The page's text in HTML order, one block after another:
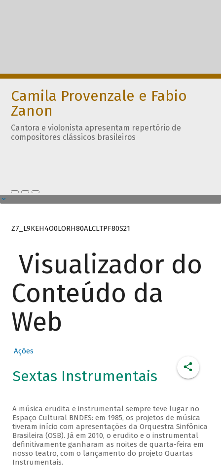
Camila Provenzale e Fabio
Zanon
Cantora e violonista apresentam repertório de
compositores clássicos brasileiros
Z7_L9KEH4O0LORH80ALCLTPF80S21
Visualizador do
Conteúdo da
Web
Ações
Sextas Instrumentais
A música erudita e instrumental sempre teve lugar no
Espaço Cultural BNDES: em 1985, os projetos de música
tiveram início com apresentações da Orquestra Sinfônica
Brasileira (OSB). Já em 2010, o erudito e o instrumental
definitivamente ganharam as noites de quarta-feira em
nosso teatro, com o lançamento do projeto Quartas
Instrumentais.